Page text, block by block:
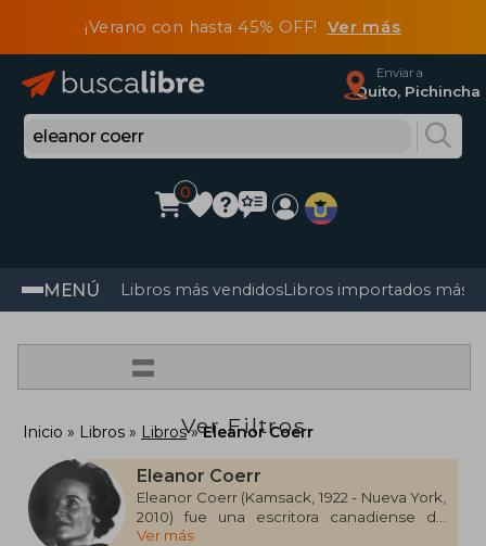
¡Verano con hasta 45% OFF! Ver más
Enviar a
Quito, Pichincha
0
MENÚ Libros más vendidosLibros importados más
=
Ver Filtros
Inicio Libros Libros Eleanor Coerr
Eleanor Coerr
Eleanor Coerr (Kamsack, 1922 - Nueva York,
2010) fue una escritora canadiense de
libros infantiles. Comenzó su carrera
Ver más